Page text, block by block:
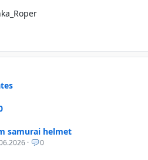
samurai helmet
· 0